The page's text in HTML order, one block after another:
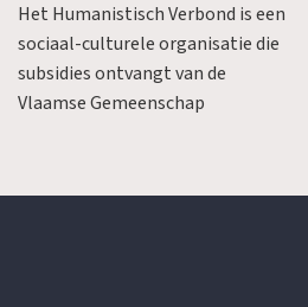
Het Humanistisch Verbond is een
sociaal-culturele organisatie die
subsidies ontvangt van de
Vlaamse Gemeenschap